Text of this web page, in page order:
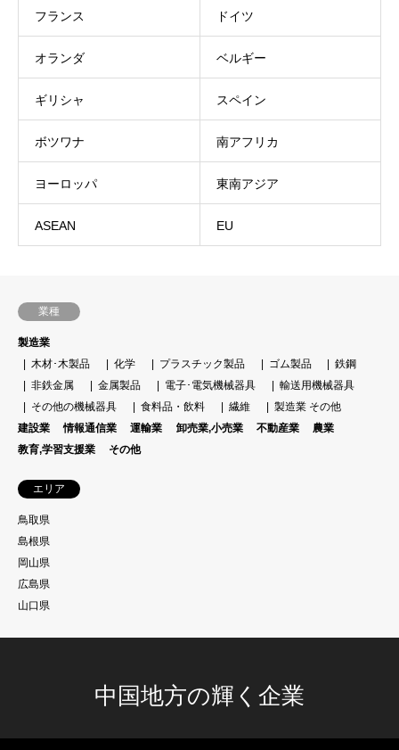
フランス ドイツ
オランダ ベルギー
ギリシャ スペイン
ボツワナ 南アフリカ
ヨーロッパ 東南アジア
ASEAN EU
業種
製造業
木材･木製品
化学 プラスチック製品 ゴム製品
鉄鋼
非鉄金属
金属製品 電子･電気機械器具
輸送用機械器具
その他の機械器具
食料品・飲料 繊維
製造業 その他
建設業
情報通信業 運輸業 卸売業,小売業 不動産業
農業
教育,学習支援業
その他
エリア
鳥取県
島根県
岡山県
広島県
山口県
中国地方の輝く企業